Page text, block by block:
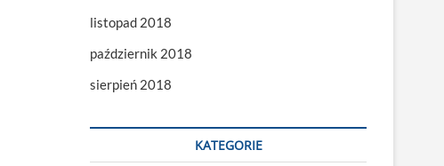
listopad 2018
październik 2018
sierpień 2018
KATEGORIE